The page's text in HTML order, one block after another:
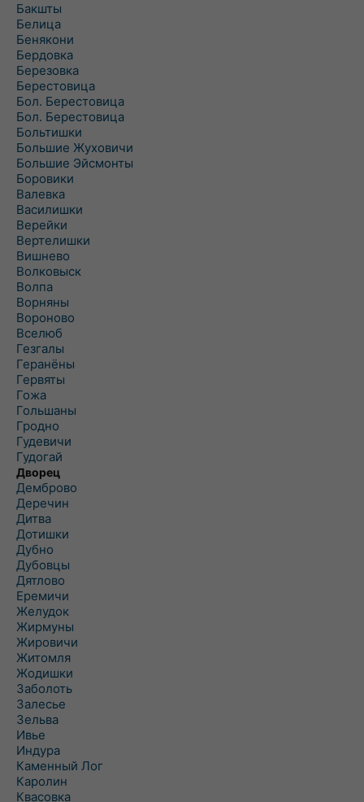
Бакшты
Белица
Бенякони
Бердовка
Березовка
Берестовица
Бол. Берестовица
Бол. Берестовица
Больтишки
Большие Жуховичи
Большие Эйсмонты
Боровики
Валевка
Василишки
Верейки
Вертелишки
Вишнево
Волковыск
Волпа
Ворняны
Вороново
Вселюб
Гезгалы
Геранёны
Гервяты
Гожа
Гольшаны
Гродно
Гудевичи
Гудогай
Дворец
Демброво
Деречин
Дитва
Дотишки
Дубно
Дубовцы
Дятлово
Еремичи
Желудок
Жирмуны
Жировичи
Житомля
Жодишки
Заболоть
Залесье
Зельва
Ивье
Индура
Каменный Лог
Каролин
Квасовка